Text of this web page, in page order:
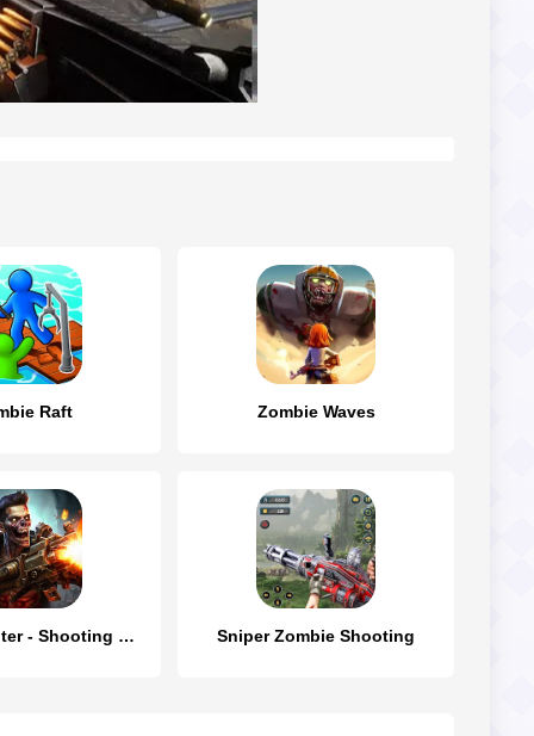
Raft Zombie Waves
Zombie Hunter - Shooting Game Sniper Zombie Shooting